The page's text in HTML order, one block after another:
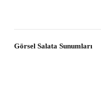
Görsel Salata Sunumları